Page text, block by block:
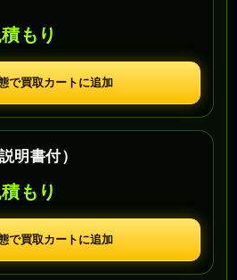
もり
で買取カートに追加
明書付）
もり
で買取カートに追加